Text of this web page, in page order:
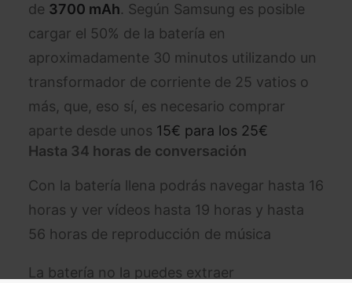
de 3700 mAh. Según Samsung es posible
cargar el 50% de la batería en
aproximadamente 30 minutos utilizando un
transformador de corriente de 25 vatios o
más, que, eso sí, es necesario comprar
aparte desde unos 15€ para los 25€
Hasta 34 horas de conversación
Con la batería llena podrás navegar hasta 16
horas y ver vídeos hasta 19 horas y hasta
56 horas de reproducción de música
La batería no la puedes extraer